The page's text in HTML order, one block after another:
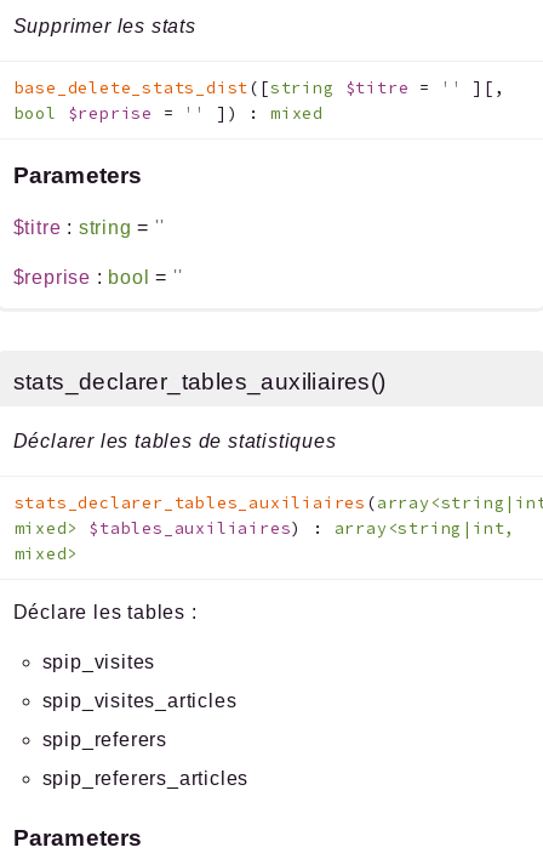
Supprimer les stats
base_delete_stats_dist( [string $titre = '' ] [ ,
bool $reprise = '' ] ) : mixed
Parameters
$titre : string = ''
$reprise : bool = ''
stats_declarer_tables_auxiliaires()
Déclarer les tables de statistiques
stats_declarer_tables_auxiliaires (
mixed> $tables_auxiliaires) : array<string|int,
mixed>
Déclare les tables :
spip_visites
spip_visites_articles
spip_referers
spip_referers_articles
Parameters